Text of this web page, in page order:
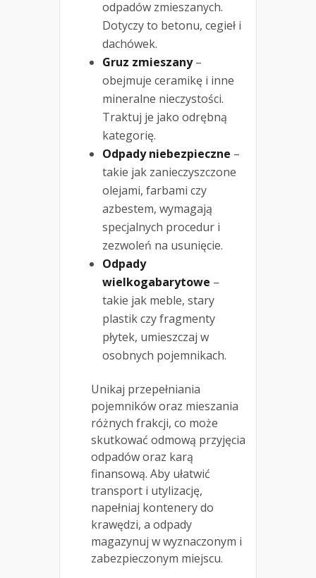
odpadów zmieszanych.
Dotyczy to betonu, cegieł i
dachówek.
Gruz zmieszany–
obejmuje ceramikę i inne
mineralne nieczystości.
Traktuj je jako odrębną
kategorię.
Odpady niebezpieczne –
takie jak zanieczyszczone
olejami, farbami czy
azbestem, wymagają
specjalnych procedur i
zezwoleń na usunięcie.
Odpady
wielkogabarytowe –
takie jak meble, stary
plastik czy fragmenty
płytek, umieszczaj w
osobnych pojemnikach.
Unikaj przepełniania
pojemników oraz mieszania
różnych frakcji, co może
skutkować odmową przyjęcia
odpadów oraz karą
finansową. Aby ułatwić
transport i utylizację,
napełniaj kontenery do
krawędzi, a odpady
magazynuj w wyznaczonym i
zabezpieczonym miejscu.